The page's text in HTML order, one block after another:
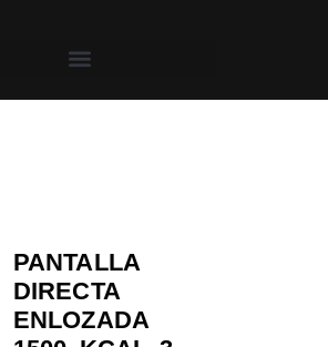
PANTALLA
DIRECTA
ENLOZADA